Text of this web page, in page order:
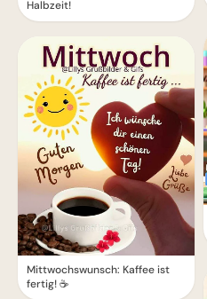
Halbzeit!
Mittwochswunsch: Kaffee ist
fertig! ☕️